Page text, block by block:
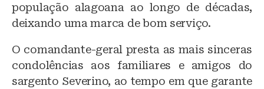
população alagoana ao longo de décadas,
deixando uma marca de bom serviço.
O comandante-geral presta as mais sinceras
condolências aos familiares e amigos do
sargento Severino, ao tempo em que garante